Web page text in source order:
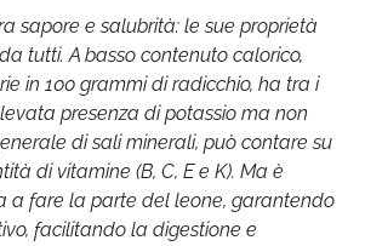
sapore e salubrità: le sue proprietà
tutti. A basso contenuto calorico,
in 100 grammi di radicchio, ha tra i
presenza di potassio ma non
di sali minerali, può contare su
di vitamine (B, C, E e K). Ma è
a fare la parte del leone, garantendo
facilitando la digestione e